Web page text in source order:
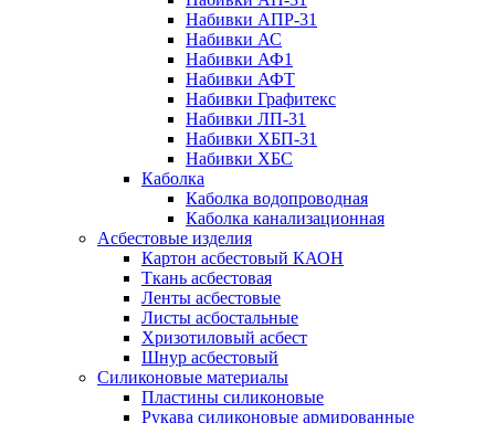
Набивки АПР-31
Набивки АС
Набивки АФ1
Набивки АФТ
Набивки Графитекс
Набивки ЛП-31
Набивки ХБП-31
Набивки ХБС
Каболка
Каболка водопроводная
Каболка канализационная
Асбестовые изделия
Картон асбестовый КАОН
Ткань асбестовая
Ленты асбестовые
Листы асбостальные
Хризотиловый асбеcт
Шнур асбестовый
Силиконовые материалы
Пластины силиконовые
Рукава силиконовые армированные